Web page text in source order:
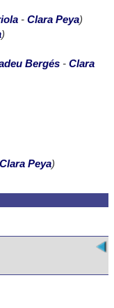
- Clara Peya)
)
Bergés - Clara
Clara Peya)